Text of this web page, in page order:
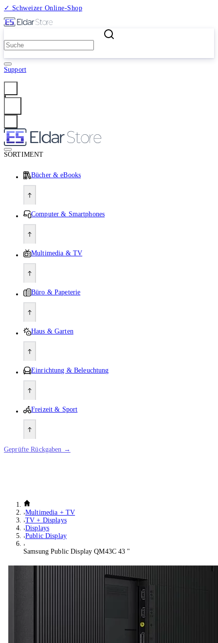
✓ Schweizer Online-Shop
Support
SORTIMENT
Bücher & eBooks
Computer & Smartphones
Multimedia & TV
Büro & Papeterie
Haus & Garten
Einrichtung & Beleuchtung
Freizeit & Sport
Geprüfte Rückgaben →
Multimedia + TV
TV + Displays
Displays
Public Display
Samsung Public Display QM43C 43 "